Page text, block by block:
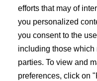
efforts that may of
you personalized
you consent to the
including those which
parties. To view and
preferences, click on
登录
搜索 API 产品
发布您的需求
了解更多